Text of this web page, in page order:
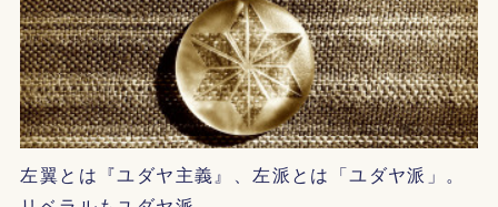
左翼とは『ユダヤ主義』、左派とは「ユダヤ派」。